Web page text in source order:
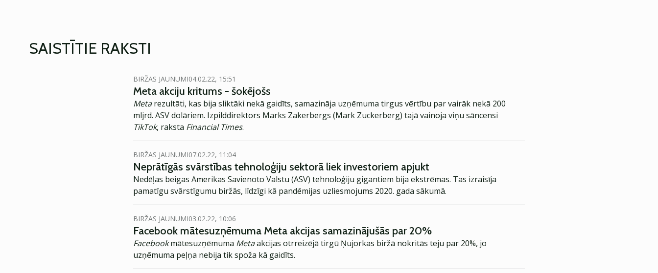
SAISTĪTIE RAKSTI
BIRŽAS JAUNUMI04.02.22, 15:51
Meta akciju kritums - šokējošs
Metarezultāti, kas bija sliktāki nekā gaidīts, samazināja uzņēmuma tirgus vērtību par vairāk nekā 200
mljrd. ASV dolāriem. Izpilddirektors Marks Zakerbergs (Mark Zuckerberg) tajā vainoja viņu sāncensi
TikTok, raksta Financial Times.
BIRŽAS JAUNUMI07.02.22, 11:04
Neprātīgās svārstības tehnoloģiju sektorā liek investoriem apjukt
Nedēļas beigas Amerikas Savienoto Valstu (ASV) tehnoloģiju gigantiem bija ekstrēmas. Tas izraisīja
pamatīgu svārstīgumu biržās, līdzīgi kā pandēmijas uzliesmojums 2020. gada sākumā.
BIRŽAS JAUNUMI03.02.22, 10:06
Facebook mātesuzņēmuma Meta akcijas samazinājušās par 20%
Facebookmātesuzņēmuma Metaakcijas otrreizējā tirgū Ņujorkas biržā nokritās teju par 20%, jo
uzņēmuma peļņa nebija tik spoža kā gaidīts.